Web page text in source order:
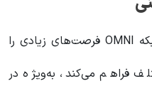
انعطاف‌پذیری و مقیاس‌پذیری شبکه OMNI فرصت‌های زیادی را
فراهم می‌کند، به‌ویژه در